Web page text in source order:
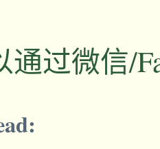
过微信/